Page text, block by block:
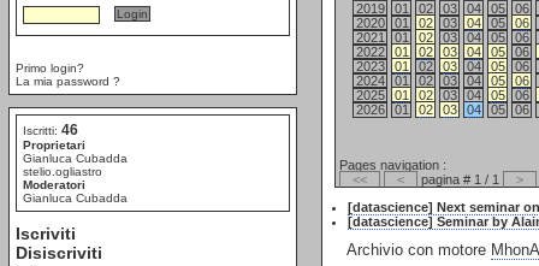
Primo login?
La mia password ?
Iscritti: 46
Proprietari
Gianluca Cubadda
stelio.ogliastro
Moderatori
Gianluca Cubadda
Iscriviti
Disiscriviti
2019 01 02 03 04 05
06
2020
01 02 03 04 05
06
2021
01 02 03 04 05
06
2022
01 02 03 04 05
06
2023
01 02 03 04 05
06
2024
01 02 03 04 05
06
2025
01 02 03 04 05
06
2026
01 02 03 04 05 06
Pages navigation :
<<
< pagina # 1 / 1
>
[datascience] Next seminar
[datascience] Seminar by
Archivio con motore